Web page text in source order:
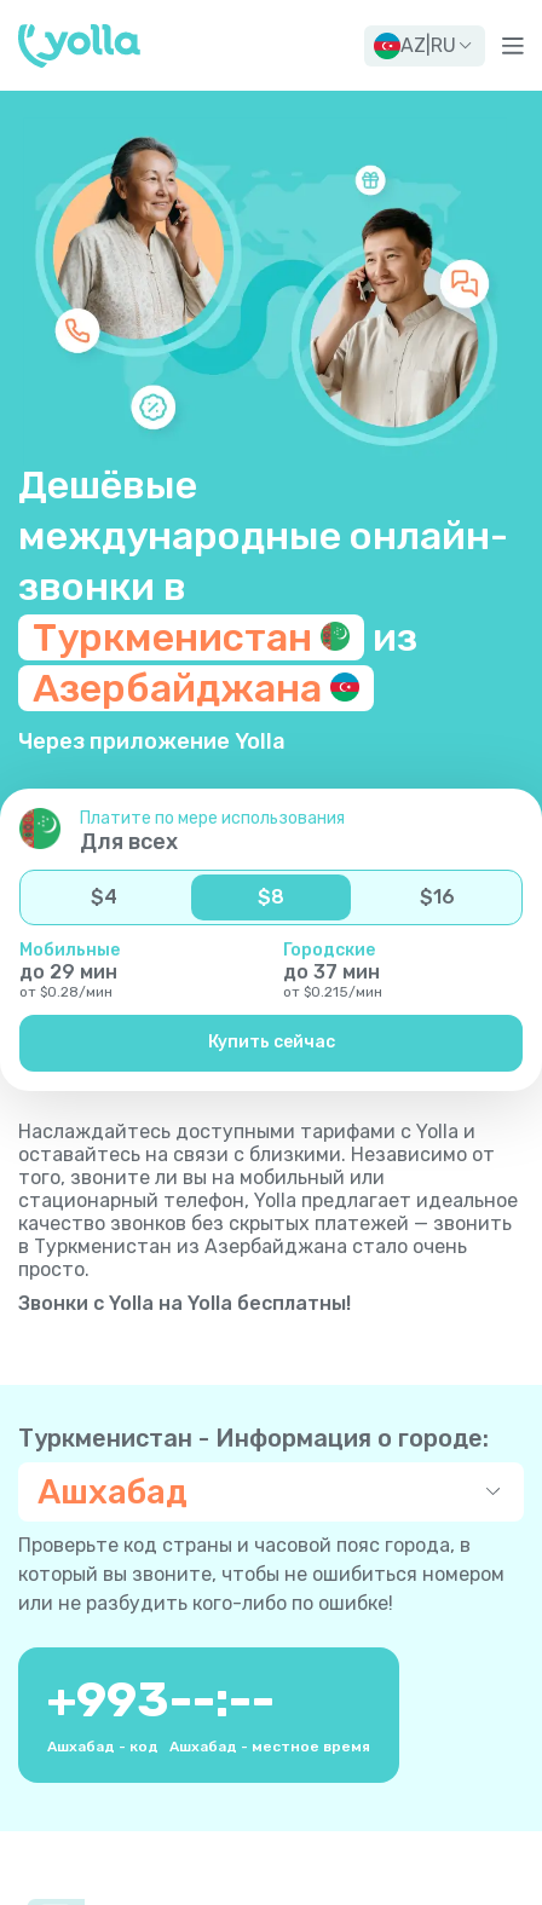
AZ RU
Дешёвые
международные онлайн-
звонки в
Туркменистан
из
Азербайджана
Через приложение Yolla
Платите по мере использования
Для всех
$4 $8 $16
Мобильные
до 29 мин
от $0.28/мин
Городские
до 37 мин
от $0.215/мин
Купить сейчас
Наслаждайтесь доступными тарифами с Yolla и
оставайтесь на связи с близкими. Независимо от
того, звоните ли вы на мобильный или
стационарный телефон, Yolla предлагает идеальное
качество звонков без скрытых платежей — звонить
в Туркменистан из Азербайджана стало очень
просто.
Звонки с Yolla на Yolla бесплатны!
Туркменистан - Информация о городе:
Ашхабад
Проверьте код страны и часовой пояс города, в
который вы звоните, чтобы не ошибиться номером
или не разбудить кого-либо по ошибке!
+993
Ашхабад - код
--:--
Ашхабад - местное время